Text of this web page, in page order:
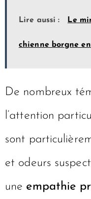
Lire aussi : Le
chienne borgne
De nombreux
l’attention
sont
et odeurs
une empathie